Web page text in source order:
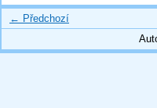
← Předchozí